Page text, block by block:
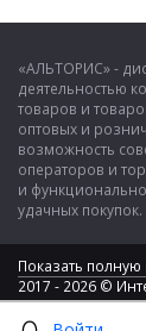
«АЛЬТОРИС» -
деятельностью
товаров и
оптовых и
возможность
операторов и
и
удачных покупок.
Показать
2017 - 2026 ©
ООО "Альторис" -